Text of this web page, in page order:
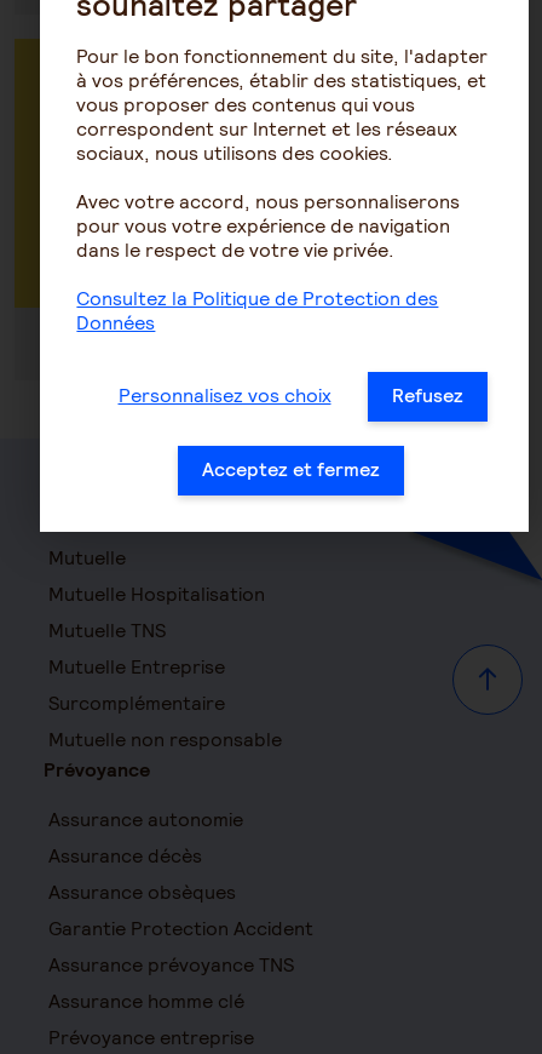
Vous êtes une entreprise : prenez RDV
avec un conseiller pour faire un devis ou
avoir des renseignements sur vos
Par téléphone au 0972 67 22 22
Haut
Mutuelle
Mutuelle Hospitalisation
Mutuelle TNS
Mutuelle Entreprise
Surcomplémentaire
Mutuelle non responsable
Prévoyance
Assurance autonomie
Assurance décès
Assurance obsèques
Garantie Protection Accident
Assurance prévoyance TNS
Assurance homme clé
Prévoyance entreprise
Pour le bon fonctionnement du site, l'adapter
à vos préférences, établir des statistiques, et
vous proposer des contenus qui vous
correspondent sur Internet et les réseaux
sociaux, nous utilisons des cookies.
Avec votre accord, nous personnaliserons
pour vous votre expérience de navigation
dans le respect de votre vie privée.
Consultez la Politique de Protection des
Données
Personnalisez vos choix Refusez
Acceptez et fermez